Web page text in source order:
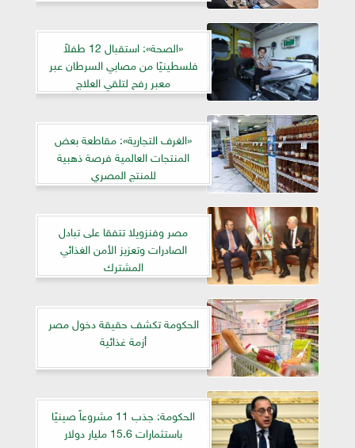
«الصحة»: استقبال 12 طفلاً
فلسطينيًا من مصابي السرطان عبر
معبر رفح لتلقي العلاج
«الغرف التجارية»: مقاطعة بعض
المنتجات العالمية فرصة ذهبية
للمنتج المصري
مصر وفنزويلا تتفقا على تبادل
الصادرات وتعزيز الأمن الغذائي
المشترك
الحكومة تكشف حقيقة دخول مصر
أزمة غذائية
الحكومة: جذب 11 مشروعاً صينيًا
باستثمارات 15.6 مليار دولار